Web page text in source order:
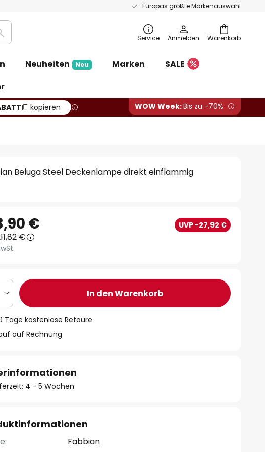
Europas größte Markenauswahl
Warenkorb
Service Anmelden
Neuheiten Neu Marken
SALE
kopieren WOW Week:Bis zu -70%
Beluga Steel Deckenlampe direkt einflammig
€ UVP -27,92 €
€
In den Warenkorb
Tage kostenlose Retoure
auf Rechnung
4 - 5 Wochen
Fabbian